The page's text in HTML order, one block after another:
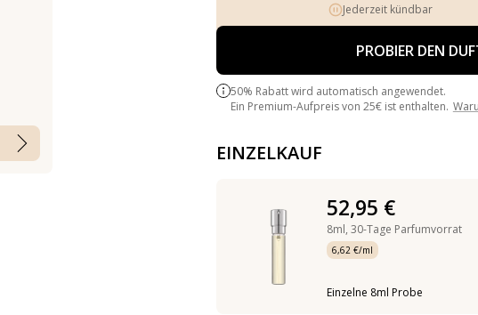
Jederzeit kündbar
PROBIER DEN
50% Rabatt wird automatisch angewendet.
Ein Premium-Aufpreis von 25€ ist enthalten.
EINZELKAUF
52,95 €
8ml, 30-Tage Parfumvorrat
6,62 €/ml
Einzelne 8ml Probe